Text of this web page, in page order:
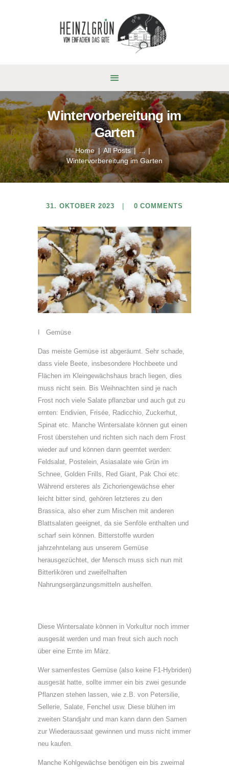
Wintervorbereitung im
Garten
Home All Posts
...
Wintervorbereitung im Garten
31. OKTOBER 2023 0 COMMENTS
I Gemüse
Das meiste Gemüse ist abgeräumt. Sehr schade,
dass viele Beete, insbesondere Hochbeete und
Flächen im Kleingewächshaus brach liegen, dies
muss nicht sein. Bis Weihnachten sind je nach
Frost noch viele Salate pflanzbar und auch gut zu
ernten: Endivien, Frisée, Radicchio, Zuckerhut,
Spinat etc. Manche Wintersalate können gut einen
Frost überstehen und richten sich nach dem Frost
wieder auf und können dann geerntet werden:
Feldsalat, Postelein, Asiasalate wie Grün im
Schnee, Golden Frills, Red Giant, Pak Choi etc.
Während ersteres als Zichoriengewächse eher
leicht bitter sind, gehören letzteres zu den
Brassica, also eher zum Mischen mit anderen
Blattsalaten geeignet, da sie Senföle enthalten und
scharf sein können. Bitterstoffe wurden
jahrzehntelang aus unserem Gemüse
herausgezüchtet, der Mensch muss sich nun mit
Bitterlikören und zweifelhaften
Nahrungsergänzungsmitteln aushelfen.
Diese Wintersalate können in Vorkultur noch immer
ausgesät werden und man freut sich auch noch
über eine Ernte im März.
Wer samenfestes Gemüse (also keine F1-Hybriden)
ausgesät hatte, sollte immer ein bis zwei gesunde
Pflanzen stehen lassen, wie z.B. von Petersilie,
Sellerie, Salate, Fenchel usw. Diese blühen im
zweiten Standjahr und man kann dann den Samen
zur Wiederaussaat gewinnen und muss nicht immer
neu kaufen.
Manche Kohlgewächse benötigen ein bis zweimal